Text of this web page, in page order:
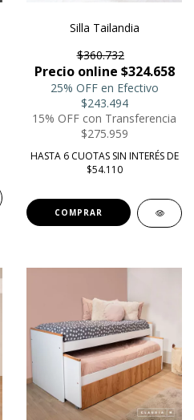
Silla Tailandia
$360.732
Precio online $324.658
25% OFF en Efectivo
$243.494
15% OFF con Transferencia
$275.959
HASTA 6 CUOTAS SIN INTERÉS DE
$54.110
COMPRAR